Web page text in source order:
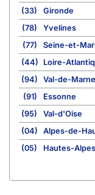
(33)
Gironde
(78)
Yvelines
(77)
Seine-et-
(44)
Loire-
(94)
Val-de-Marne
(91)
Essonne
(95)
Val-d'Oise
(04)
Alpes-de-
(05)
Hautes-Alpes